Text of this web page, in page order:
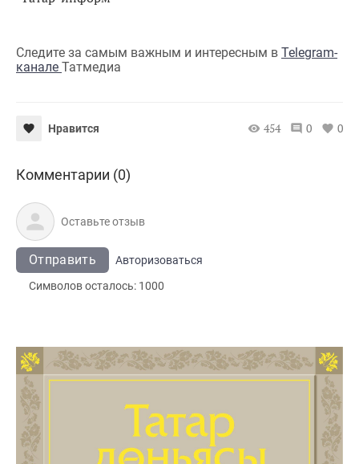
Следите за самым важным и интересным в Telegram-
канале Татмедиа
Нравится 454 0 0
Комментарии (0)
Отправить
Авторизоваться
Символов осталось: 1000